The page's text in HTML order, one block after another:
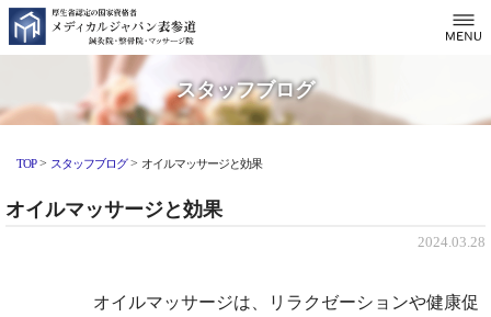
スタッフブログ
TOP> スタッフブログ> オイルマッサージと効果
オイルマッサージと効果
2024.03.28
オイルマッサージは、リラクゼーションや健康促